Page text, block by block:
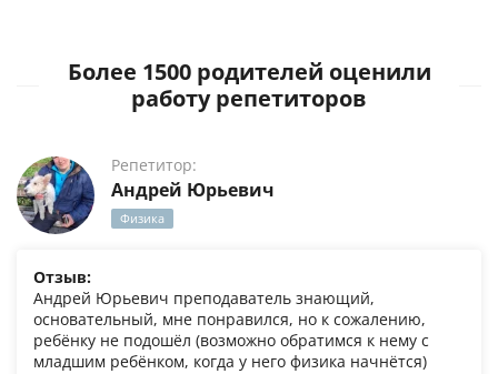
Более 1500 родителей оценили
работу репетиторов
Репетитор:
Андрей Юрьевич
Физика
Отзыв:
Андрей Юрьевич преподаватель знающий,
основательный, мне понравился, но к сожалению,
ребёнку не подошёл (возможно обратимся к нему с
младшим ребёнком, когда у него физика начнётся)